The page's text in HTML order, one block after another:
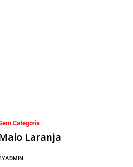
Categoria
Maio Laranja
ADMIN